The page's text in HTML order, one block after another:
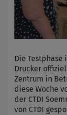
Die Testphase
Drucker
Zentrum in
diese Woche
der CTDI
von CTDI